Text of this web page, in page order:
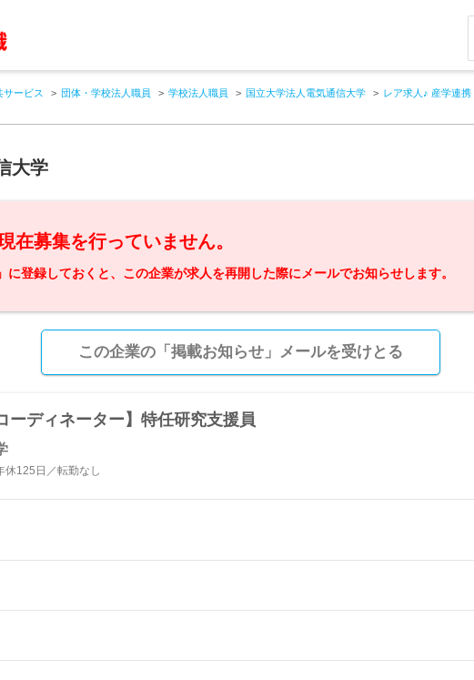
サービス 団体・学校法人職員 学校法人職員 国立大学法人電気通信大学
レア求人♪ 産学連
大学
在募集を行っていません。
に登録しておくと、この企業が求人を再開した際にメールでお知らせします。
この企業の「掲載お知らせ」メールを受けとる
ーディネーター】特任研究支援員
休125日／転勤なし